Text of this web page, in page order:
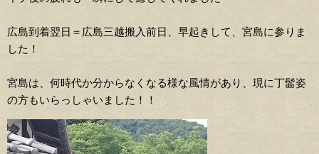
広島到着翌日＝広島三越搬入前日、早起きして、宮島に参りま
した！
宮島は、何時代か分からなくなる様な風情があり、現に丁髷姿
の方もいらっしゃいました！！